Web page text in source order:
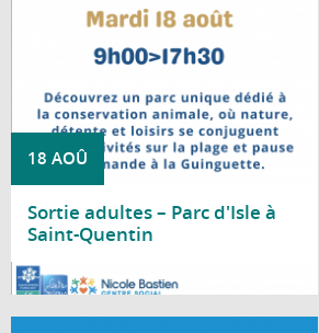
18 AOÛ
Sortie adultes – Parc d'Isle à
Saint-Quentin